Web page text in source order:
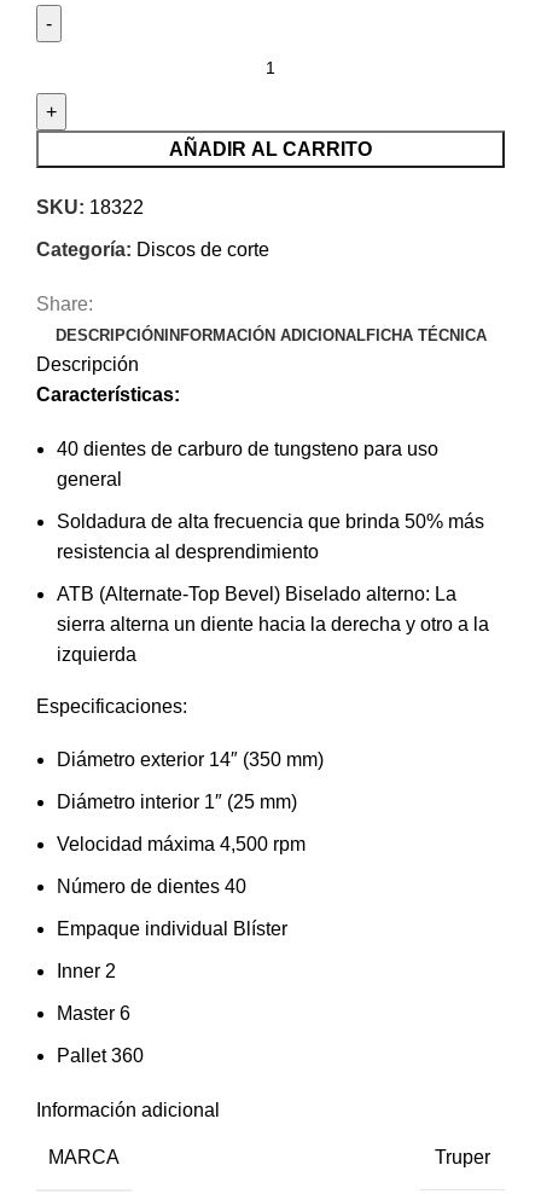
14"
40
dientes
1"
Truper
18322
AÑADIR AL CARRITO
SKU: 18322
Categoría: Discos de corte
Share:
DESCRIPCIÓN INFORMACIÓN ADICIONALFICHA TÉCNICA
Descripción
Características:
40 dientes de carburo de tungsteno para uso
general
Soldadura de alta frecuencia que brinda 50% más
resistencia al desprendimiento
ATB (Alternate-Top Bevel) Biselado alterno: La
sierra alterna un diente hacia la derecha y otro a la
izquierda
Especificaciones:
Diámetro exterior 14″ (350 mm)
Diámetro interior 1″ (25 mm)
Velocidad máxima 4,500 rpm
Número de dientes 40
Empaque individual Blíster
Inner 2
Master 6
Pallet 360
Información adicional
MARCA Truper